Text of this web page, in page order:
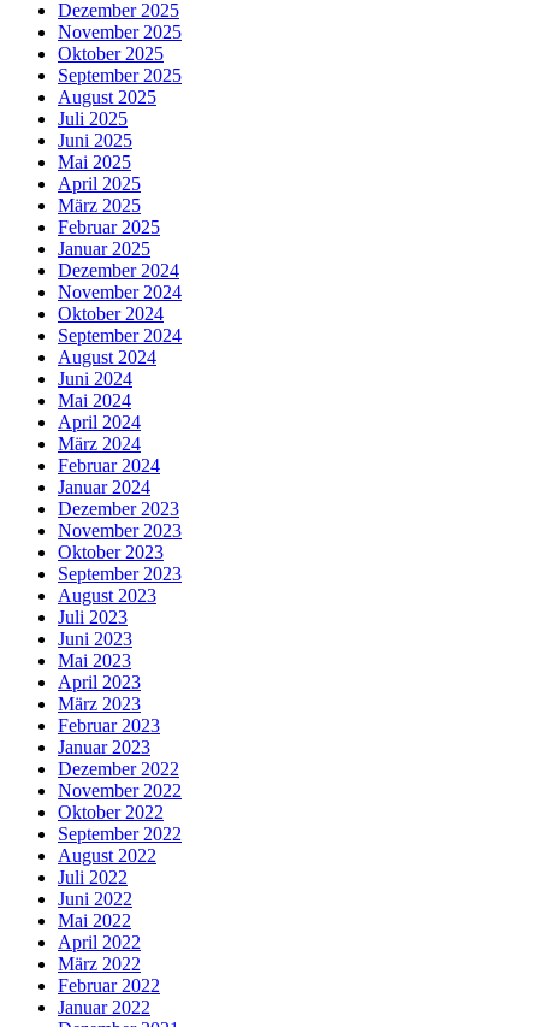
Dezember 2025
November 2025
Oktober 2025
September 2025
August 2025
Juli 2025
Juni 2025
Mai 2025
April 2025
März 2025
Februar 2025
Januar 2025
Dezember 2024
November 2024
Oktober 2024
September 2024
August 2024
Juni 2024
Mai 2024
April 2024
März 2024
Februar 2024
Januar 2024
Dezember 2023
November 2023
Oktober 2023
September 2023
August 2023
Juli 2023
Juni 2023
Mai 2023
April 2023
März 2023
Februar 2023
Januar 2023
Dezember 2022
November 2022
Oktober 2022
September 2022
August 2022
Juli 2022
Juni 2022
Mai 2022
April 2022
März 2022
Februar 2022
Januar 2022